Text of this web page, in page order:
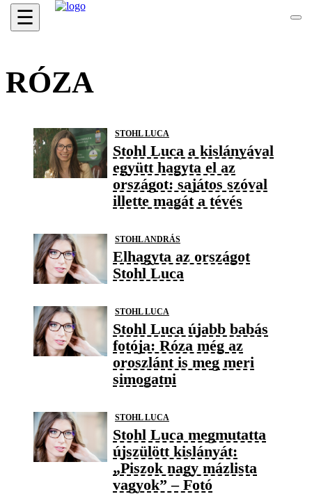
☰
RÓZA
STOHL LUCA
Stohl Luca a kislányával
együtt hagyta el az
országot: sajátos szóval
illette magát a tévés
STOHL ANDRÁS
Elhagyta az országot
Stohl Luca
STOHL LUCA
Stohl Luca újabb babás
fotója: Róza még az
oroszlánt is meg meri
simogatni
STOHL LUCA
Stohl Luca megmutatta
újszülött kislányát:
„Piszok nagy mázlista
vagyok” – Fotó